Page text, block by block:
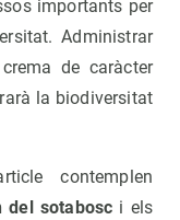
importants per
Administrar
de caràcter
la biodiversitat
contemplen
del sotabosc i els